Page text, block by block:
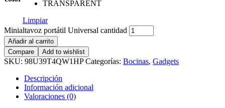
TRANSPARENT
Limpiar
Minialtavoz portátil Universal cantidad
Añadir al carrito
Compare
Add to wishlist
SKU: 98U39T4QW1HP Categorías: Bocinas, Gadgets
Descripción
Información adicional
Valoraciones (0)